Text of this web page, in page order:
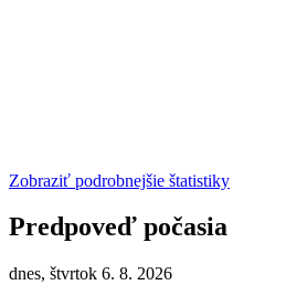
Zobraziť podrobnejšie štatistiky
Predpoveď počasia
dnes, štvrtok 6. 8. 2026